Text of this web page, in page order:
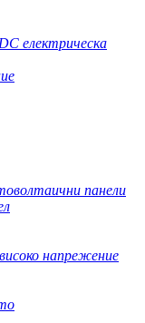
електрическа
панели
напрежение